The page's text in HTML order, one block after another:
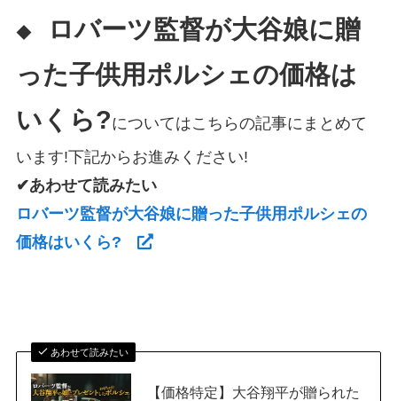
◆
ロバーツ監督が大谷娘に贈
った子供用ポルシェの価格は
いくら?についてはこちらの記事にまとめて
います!下記からお進みください!
✔あわせて読みたい
ロバーツ監督が大谷娘に贈った子供用ポルシェの
価格はいくら?
あわせて読みたい
【価格特定】大谷翔平が贈られた